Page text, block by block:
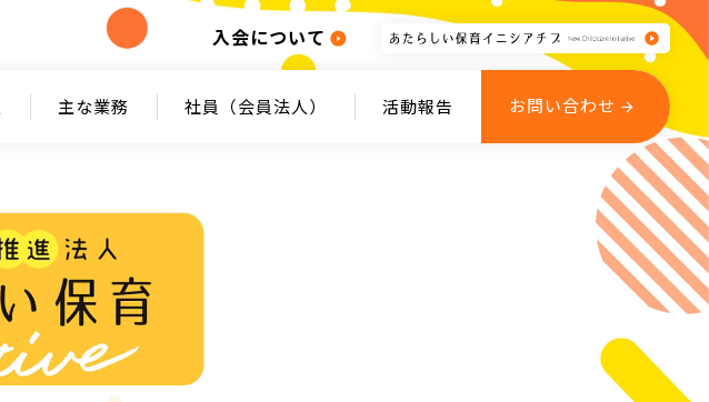
入会について
主な業務 社員（会員法人） 活動報告 お問い合わせ